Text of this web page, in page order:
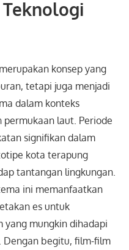
konsep yang
tetapi juga menjadi
dalam konteks
laut. Periode
signifikan dalam
kota terapung
tantangan lingkungan.
ini memanfaatkan
es untuk
yang mungkin dihadapi
Dengan begitu, film-film